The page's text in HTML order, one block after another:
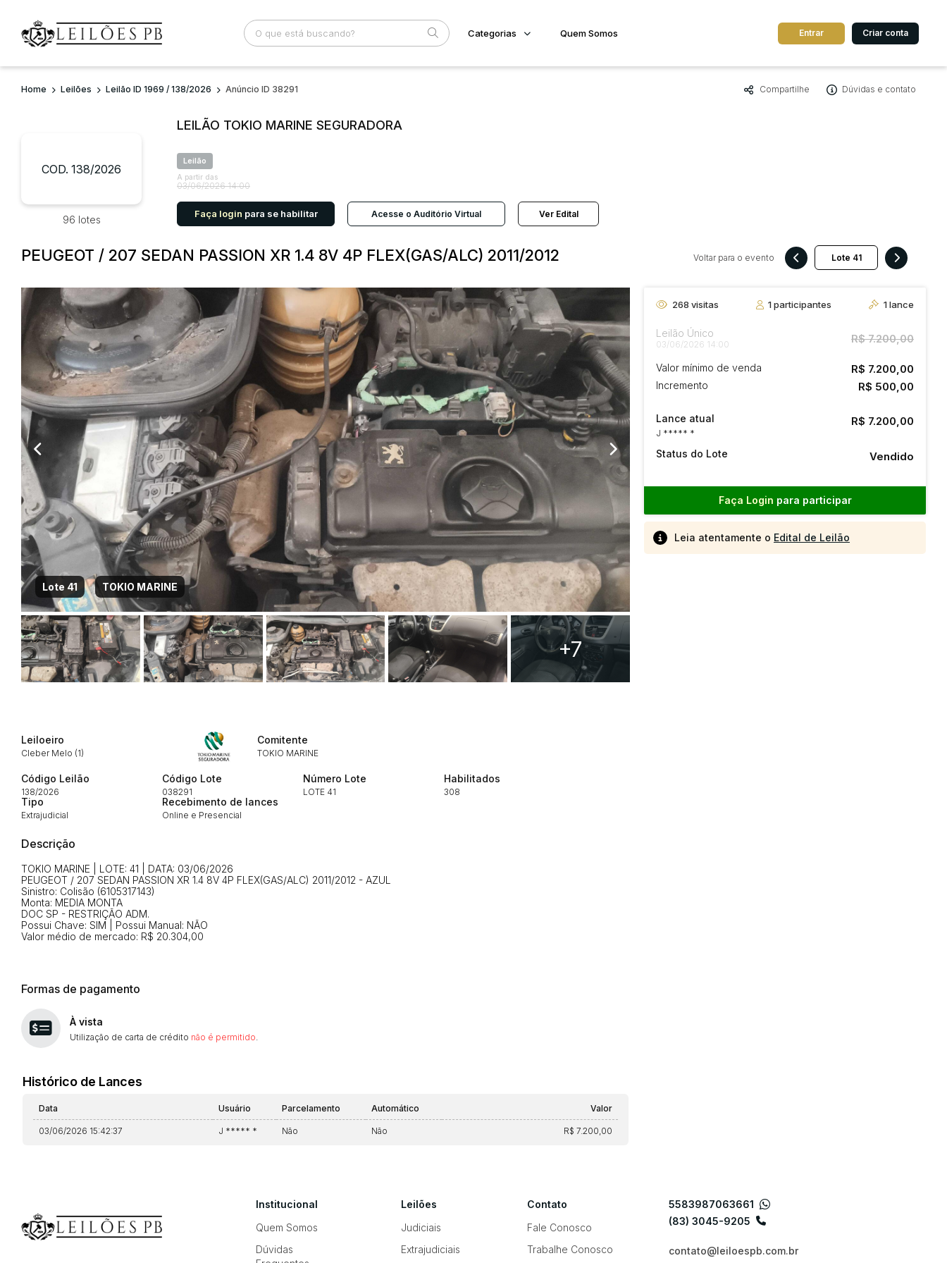
Busca por palavra-chave Categoria Cidade
Categorias Quem Somos Entrar Criar conta
Home Leilões Leilão ID 1969 / 138/2026 Anúncio ID 38291 Compartilhe Dúvidas e contato
COD. 138/2026
96 lotes
LEILÃO TOKIO MARINE SEGURADORA
Leilão
A partir das
03/06/2026 14:00
Faça login para se habilitar Acesse o Auditório Virtual Ver Edital
PEUGEOT / 207 SEDAN PASSION XR 1.4 8V 4P FLEX(GAS/ALC) 2011/2012 Voltar para o evento
Lote 41 TOKIO MARINE
+7
268 visitas 1participantes 1lance
Leilão Único
03/06/2026 14:00 R$ 7.200,00
Valor mínimo de venda R$ 7.200,00
Incremento R$ 500,00
Lance atual
J ***** *
R$ 7.200,00
Status do Lote Vendido
Faça Login para participar
Leia atentamente o Edital de Leilão
Leiloeiro
Cleber Melo (1)
Comitente
TOKIO MARINE
Código Leilão
138/2026
Código Lote
038291
Número Lote
LOTE 41
Habilitados
308
Tipo
Extrajudicial
Recebimento de lances
Online e Presencial
Descrição
TOKIO MARINE | LOTE: 41 | DATA: 03/06/2026
PEUGEOT / 207 SEDAN PASSION XR 1.4 8V 4P FLEX(GAS/ALC) 2011/2012 - AZUL
Sinistro: Colisão (6105317143)
Monta: MEDIA MONTA
DOC SP - RESTRIÇÃO ADM.
Possui Chave: SIM | Possui Manual: NÃO
Valor médio de mercado: R$ 20.304,00
Formas de pagamento
À vista
Utilização de carta de crédito não é permitido
Histórico de Lances
Data Usuário Parcelamento Automático Valor
03/06/2026 15:42:37 J ***** * Não Não R$ 7.200,00
Envie sua Proposta
14/04/2025 18:43:11
14/04/2025 18:43:11
Clique aqui para fazer login
Habilite-se para efetuar lances ou propostas
Institucional
Quem Somos
Dúvidas
Leilões
Judiciais
Extrajudiciais
Contato
Fale Conosco
Trabalhe Conosco
5583987063661
(83) 3045-9205
contato@leiloespb.com.br